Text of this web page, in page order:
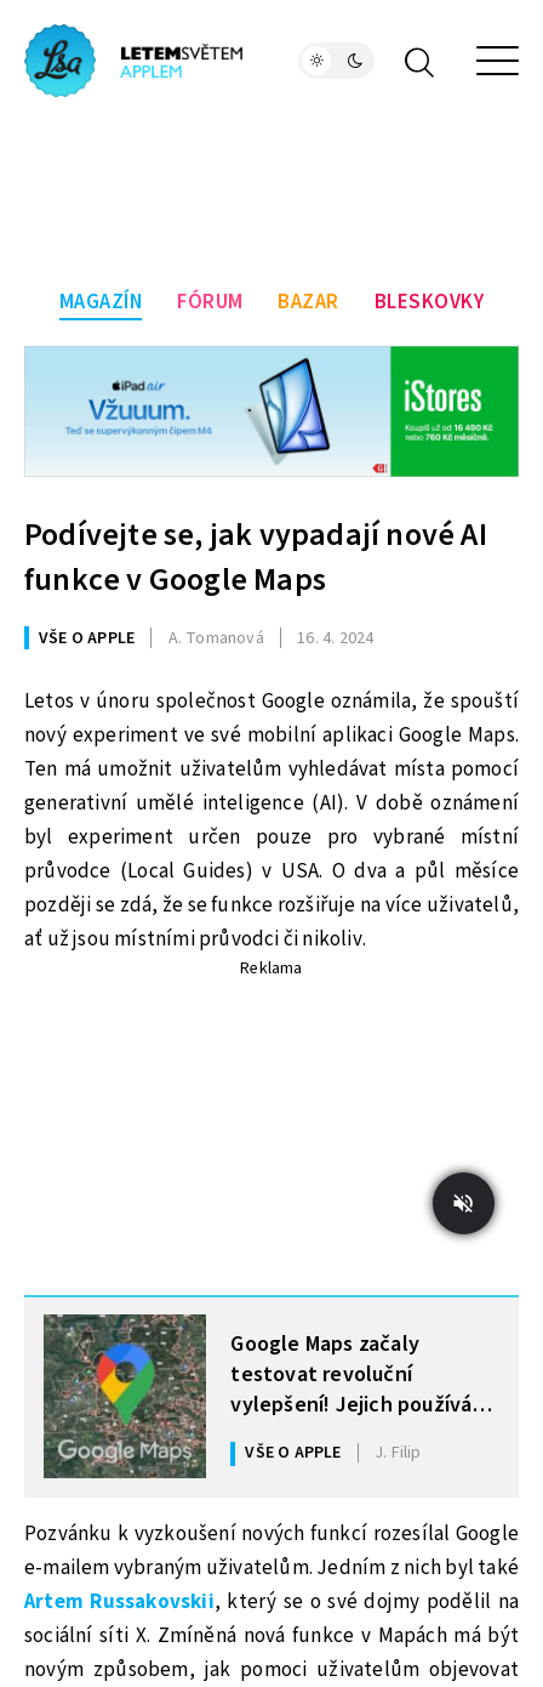
MAGAZÍN FÓRUM BAZAR BLESKOVKY
Podívejte se, jak vypadají nové AI
funkce v Google Maps
VŠE O APPLE A. Tomanová 16. 4. 2024
Letos v únoru společnost Google oznámila, že spouští
nový experiment ve své mobilní aplikaci Google Maps.
Ten má umožnit uživatelům vyhledávat místa pomocí
generativní umělé inteligence (AI). V době oznámení
byl experiment určen pouze pro vybrané místní
průvodce (Local Guides) v USA. O dva a půl měsíce
později se zdá, že se funkce rozšiřuje na více uživatelů,
ať už jsou místními průvodci či nikoliv.
Reklama
MOHLO BY VÁS ZAJÍMAT
Google Maps začaly
testovat revoluční
vylepšení! Jejich používání
radikálně změní
VŠE O APPLE J. Filip
Pozvánku k vyzkoušení nových funkcí rozesílal Google
e-mailem vybraným uživatelům. Jedním z nich byl také
Artem Russakovskii, který se o své dojmy podělil na
sociální síti X. Zmíněná nová funkce v Mapách má být
novým způsobem, jak pomoci uživatelům objevovat